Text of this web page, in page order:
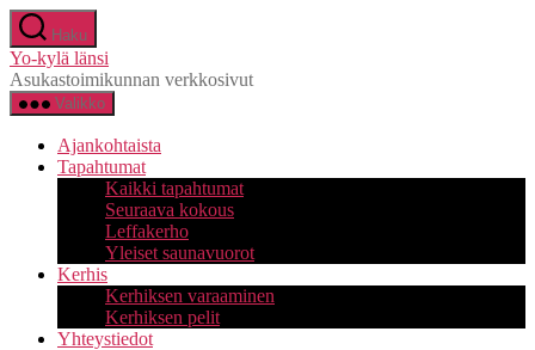
Siirry
sisältöön
Haku
Yo-kylä länsi
Asukastoimikunnan verkkosivut
Valikko
Ajankohtaista
Tapahtumat
Kaikki tapahtumat
Seuraava kokous
Leffakerho
Yleiset saunavuorot
Kerhis
Kerhiksen varaaminen
Kerhiksen pelit
Yhteystiedot